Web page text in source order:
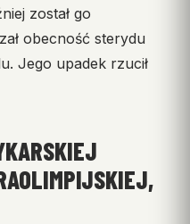
został go
obecność sterydu
Jego upadek rzucił